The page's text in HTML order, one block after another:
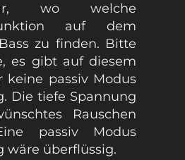
wo welche
auf dem
zu finden. Bitte
es gibt auf diesem
keine passiv Modus
Die tiefe Spannung
Rauschen
passiv Modus
wäre überflüssig.